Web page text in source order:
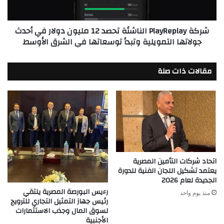
أحدث
جولاتها
التمويلية
توسعاتها
في
الشرق
الأوسط
شركة PlayReplay الناشئة تحصد 12 مليون دولار في أحدث
جولاتها التمويلية وتبدأ توسعاتها في الشرق الأوسط
مقالات ذات صلة
اتحاد شركات التأمين المصرية
يعتمد تشكيل اللجان الفنية للدورة
الجديدة لعام 2026
منذ يوم واحد رءيس البورصة المصرية يلتقي
رئيس جهاز التمثيل التجاري للترويج
لسوق المال وجذب الاستثمارات
الأجنبية